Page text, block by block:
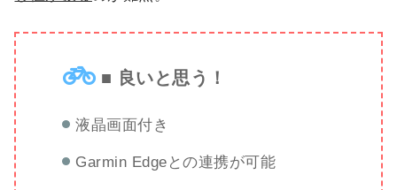
■ 良いと思う！
液晶画面付き
Garmin Edgeとの連携が可能